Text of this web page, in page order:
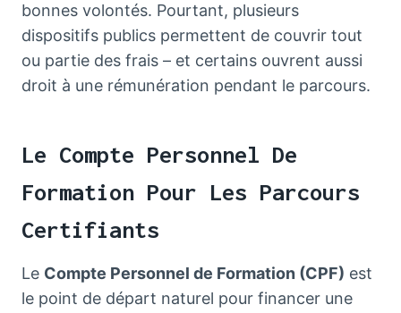
bonnes volontés. Pourtant, plusieurs
dispositifs publics permettent de couvrir tout
ou partie des frais – et certains ouvrent aussi
droit à une rémunération pendant le parcours.
Le Compte Personnel De
Formation Pour Les Parcours
Certifiants
Le Compte Personnel de Formation (CPF) est
le point de départ naturel pour financer une